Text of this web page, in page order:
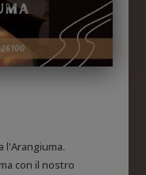
l'Arangiuma.
con il nostro